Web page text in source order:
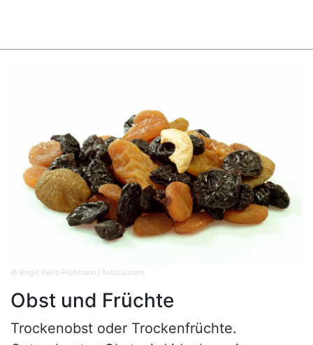
© Birgit Reitz-Hofmann / fotolia.com
Obst und Früchte
Trockenobst oder Trockenfrüchte.